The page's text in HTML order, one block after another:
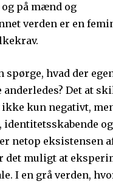
på mænd og
verden er en
spørge, hvad der
Det at
kun negativt,
identitetsskabende
netop eksistensen
det muligt at
I en grå verden,